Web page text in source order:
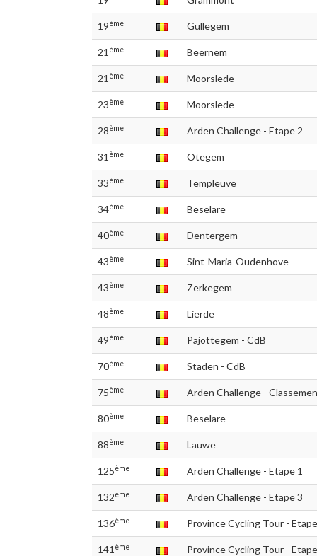
19ème Gullegem
21 ème Beernem
21 ème Moorslede
23ème Moorslede
28ème Arden Challenge - Etape 2
31 ème Otegem
33ème Templeuve
34ème Beselare
40ème Dentergem
43ème Sint-Maria-Oudenhove
43ème Zerkegem
48ème Lierde
49ème Pajottegem - CdB
70ème Staden - CdB
75ème Arden Challenge -
80ème Beselare
88ème Lauwe
125ème Arden Challenge - Etape 1
132ème Arden Challenge - Etape 3
136ème Province Cycling Tour -
141 ème Province Cycling Tour -